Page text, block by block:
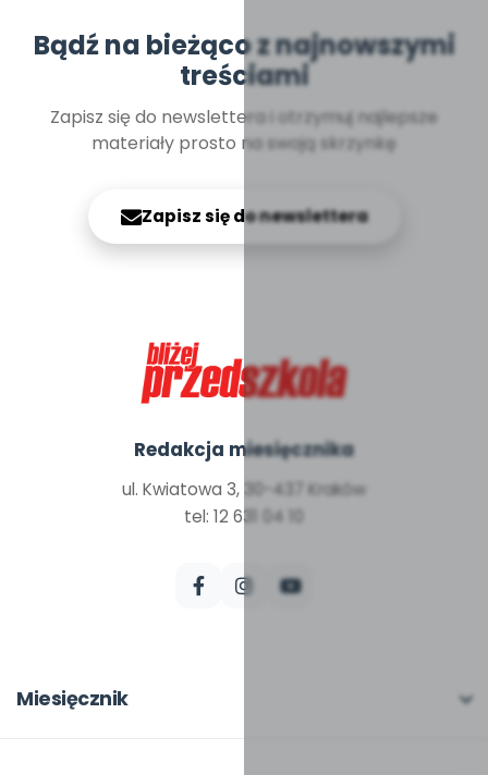
Bądź na bieżąco z najnowszymi
treściami
Zapisz się do newslettera i otrzymuj najlepsze
materiały prosto na swoją skrzynkę
Zapisz się do newslettera
Redakcja miesięcznika
ul. Kwiatowa 3, 30-437 Kraków
tel: 12 631 04 10
Miesięcznik